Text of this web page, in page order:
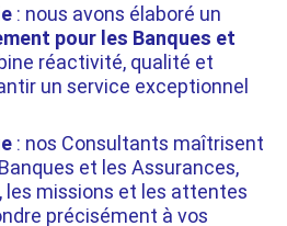
: nous avons élaboré un
pour les Banques et
réactivité, qualité et
un service exceptionnel
: nos Consultants maîtrisent
et les Assurances,
les missions et les attentes
précisément à vos